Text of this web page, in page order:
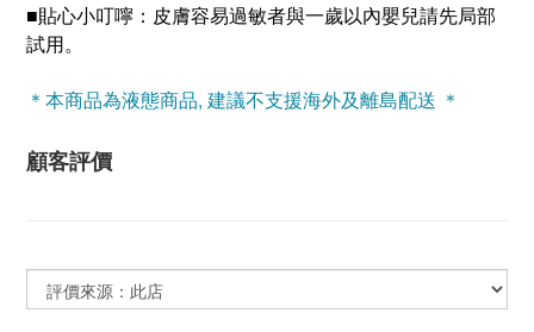
■貼心小叮嚀： 皮膚容易過敏者與一歲以內嬰兒請先局部
試用。
＊本商品為液態商品, 建議不支援海外及離島配送 ＊
顧客評價